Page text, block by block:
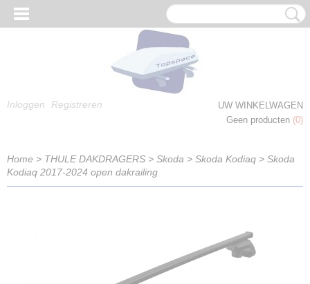
Inloggen Registreren
UW WINKELWAGEN
Geen producten (0)
Home > THULE DAKDRAGERS > Skoda > Skoda Kodiaq > Skoda
Kodiaq 2017-2024 open dakrailing